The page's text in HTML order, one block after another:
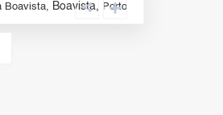
Boavista, Boavista, Porto